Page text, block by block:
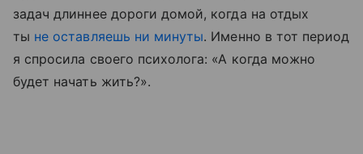
задач длиннее дороги домой, когда на отдых
ты не оставляешь ни минуты. Именно в тот период
я спросила своего психолога: «А когда можно
будет начать жить?».